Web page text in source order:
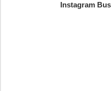
Instagram